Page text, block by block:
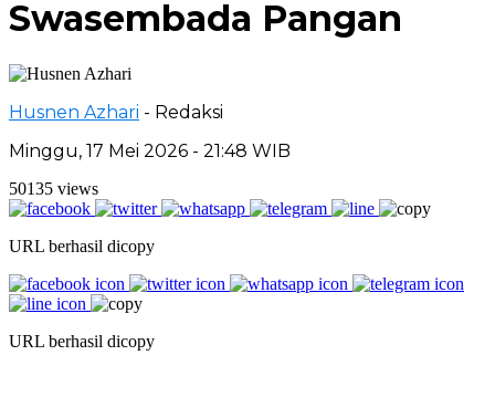
Swasembada Pangan
Husnen Azhari - Redaksi
Minggu, 17 Mei 2026 - 21:48 WIB
50135 views
URL berhasil dicopy
URL berhasil dicopy